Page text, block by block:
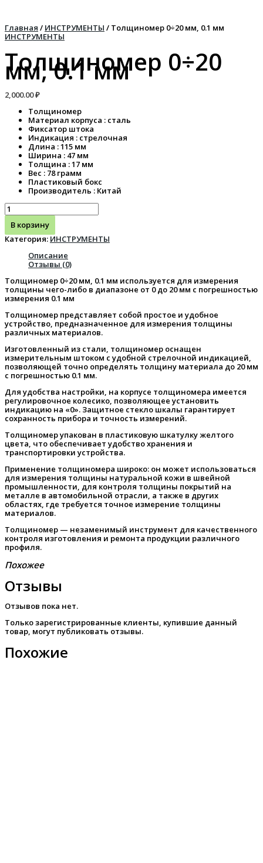
Главная / ИНСТРУМЕНТЫ / Толщиномер 0÷20 мм, 0.1 мм
ИНСТРУМЕНТЫ
Толщиномер 0÷20
мм, 0.1 мм
2,000.00₽
Толщиномер
Материал корпуса : сталь
Фиксатор штока
Индикация : стрелочная
Длина : 115 мм
Ширина : 47 мм
Толщина : 17 мм
Вес : 78 грамм
Пластиковый бокс
Производитель : Китай
0÷20
мм,
мм
В корзину
Категория: ИНСТРУМЕНТЫ
Описание
Отзывы (0)
Толщиномер 0÷20 мм, 0.1 мм используется для измерения
толщины чего-либо в диапазоне от 0 до 20 мм с погрешностью
измерения 0.1 мм
Толщиномер представляет собой простое и удобное
устройство, предназначенное для измерения толщины
различных материалов.
Изготовленный из стали, толщиномер оснащен
измерительным штоком с удобной стрелочной индикацией,
позволяющей точно определять толщину материала до 20 мм
с погрешностью 0.1 мм.
Для удобства настройки, на корпусе толщиномера имеется
регулировочное колесико, позволяющее установить
индикацию на «0». Защитное стекло шкалы гарантирует
сохранность прибора и точность измерений.
Толщиномер упакован в пластиковую шкатулку желтого
цвета, что обеспечивает удобство хранения и
транспортировки устройства.
Применение толщиномера широко: он может использоваться
для измерения толщины натуральной кожи в швейной
промышленности, для контроля толщины покрытий на
металле в автомобильной отрасли, а также в других
областях, где требуется точное измерение толщины
материалов.
Толщиномер — незаменимый инструмент для качественного
контроля изготовления и ремонта продукции различного
профиля.
Похожее
Отзывы
Отзывов пока нет.
Только зарегистрированные клиенты, купившие данный
товар, могут публиковать отзывы.
Похожие